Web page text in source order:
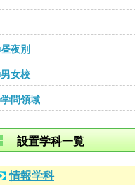
夜別
女校
問領域
設置学科一覧
情報学科